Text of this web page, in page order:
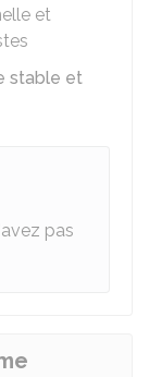
et
stable et
pas